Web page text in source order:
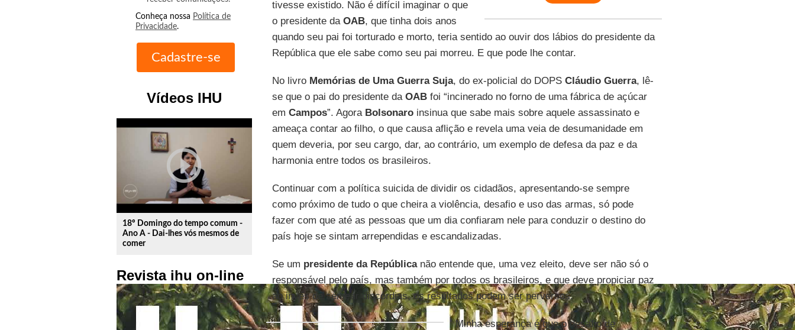
Conheça nossa Política de
Privacidade.
Vídeos IHU
play_circle_outline
18º Domingo do tempo comum -
Ano A - Dai-lhes vós mesmos de
comer
Revista ihu on-line
tivesse existido. Não é difícil imaginar o que
o presidente da OAB, que tinha dois anos
quando seu pai foi torturado e morto, teria sentido ao ouvir dos lábios do presidente da
República que ele sabe como seu pai morreu. E que pode lhe contar.
No livro Memórias de Uma Guerra Suja, do ex-policial do DOPSCláudio Guerra, lê-
se que o pai do presidente da OABfoi “incinerado no forno de uma fábrica de açúcar
em Campos”. Agora Bolsonaroinsinua que sabe mais sobre aquele assassinato e
ameaça contar ao filho, o que causa aflição e revela uma veia de desumanidade em
quem deveria, por seu cargo, dar, ao contrário, um exemplo de defesa da paz e da
harmonia entre todos os brasileiros.
Continuar com a política suicida de dividir os cidadãos, apresentando-se sempre
como próximo de tudo o que cheira a violência, desafio e uso das armas, só pode
fazer com que até as pessoas que um dia confiaram nele para conduzir o destino do
país hoje se sintam arrependidas e escandalizadas.
Se um presidente da Repúblicanão entende que, uma vez eleito, deve ser não só o
responsável pelo país, mas também por todos os brasileiros, e que deve propiciar paz
ao invés de semear discórdias, os resultados podem ser perversos.
Minha esperança é que o desafio de